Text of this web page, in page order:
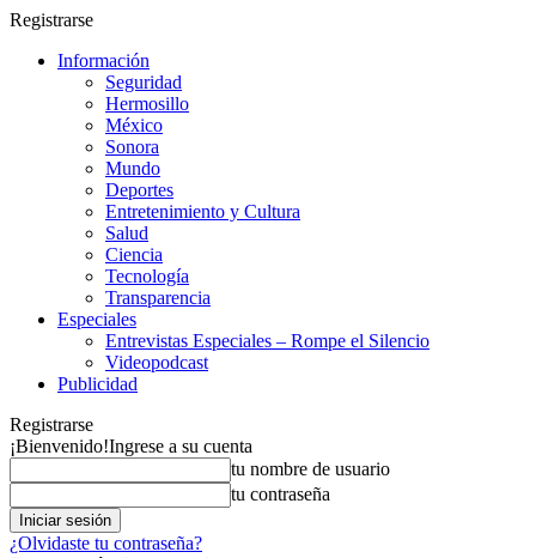
Registrarse
Información
Seguridad
Hermosillo
México
Sonora
Mundo
Deportes
Entretenimiento y Cultura
Salud
Ciencia
Tecnología
Transparencia
Especiales
Entrevistas Especiales – Rompe el Silencio
Videopodcast
Publicidad
Registrarse
¡Bienvenido!Ingrese a su cuenta
tu nombre de usuario
tu contraseña
¿Olvidaste tu contraseña?